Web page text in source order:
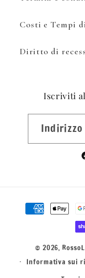
Costi e Tempi
Diritto di
Iscriviti
Indirizzo
Metodi
di
© 2026,
Informativa sui